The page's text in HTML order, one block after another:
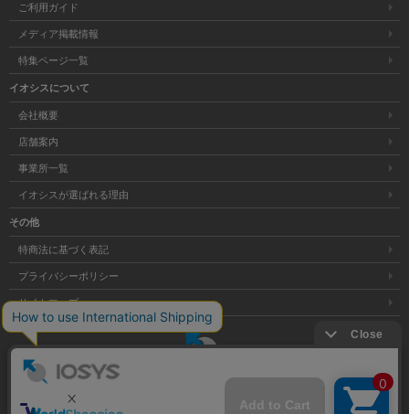
ご利用ガイド
メディア掲載情報
特集ページ一覧
イオシスについて
会社概要
店舗案内
事業所一覧
イオシスが選ばれる理由
その他
特商法に基づく表記
プライバシーポリシー
サイトマップ
大阪府公安委員会発行 古物商許可証 第621121002176号